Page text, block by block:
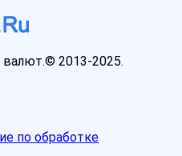
2013-2025.
по обработке